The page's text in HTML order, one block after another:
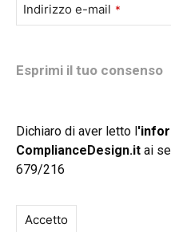
Indirizzo e-mail *
Esprimi il tuo consenso
Dichiaro di aver letto l'
ComplianceDesign.it ai
679/216
Accetto